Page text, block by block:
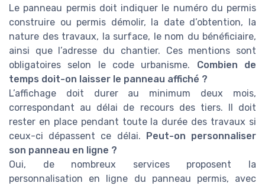
Le panneau permis doit indiquer le numéro du permis
construire ou permis démolir, la date d’obtention, la
nature des travaux, la surface, le nom du bénéficiaire,
ainsi que l’adresse du chantier. Ces mentions sont
obligatoires selon le code urbanisme. Combien de
temps doit-on laisser le panneau affiché ?
L’affichage doit durer au minimum deux mois,
correspondant au délai de recours des tiers. Il doit
rester en place pendant toute la durée des travaux si
ceux-ci dépassent ce délai. Peut-on personnaliser
son panneau en ligne ?
Oui, de nombreux services proposent la
personnalisation en ligne du panneau permis, avec